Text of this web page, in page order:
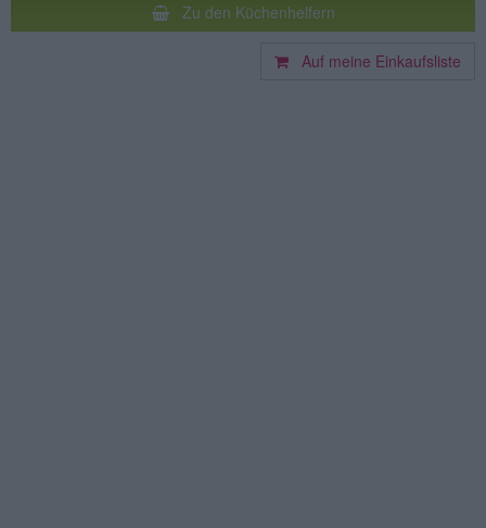
Zu den Küchenhelfern
Auf meine Einkaufsliste